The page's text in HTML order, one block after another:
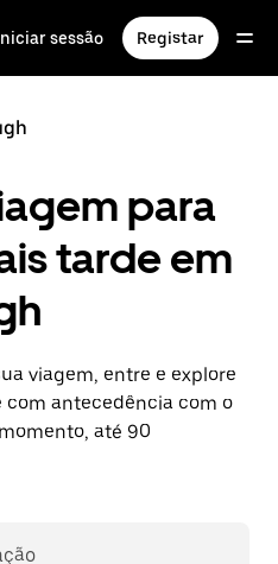
sessão Registar
para
tarde em
viagem, entre e explore
com antecedência com o
até 90